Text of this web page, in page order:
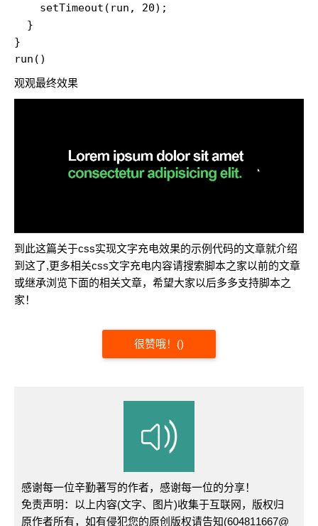
    setTimeout(run, 20);
  }
}
run()
观观最终效果
到此这篇关于css实现文字充电效果的示例代码的文章就介绍
到这了,更多相关css文字充电内容请搜索脚本之家以前的文章
或继承浏览下面的相关文章，希望大家以后多多支持脚本之
家！
很赞哦！ ()
感谢每一位辛勤著写的作者，感谢每一位的分享！
免责声明：以上内容(文字、图片)收集于互联网，版权归
原作者所有，如有侵犯您的原创版权请告知(604811667@